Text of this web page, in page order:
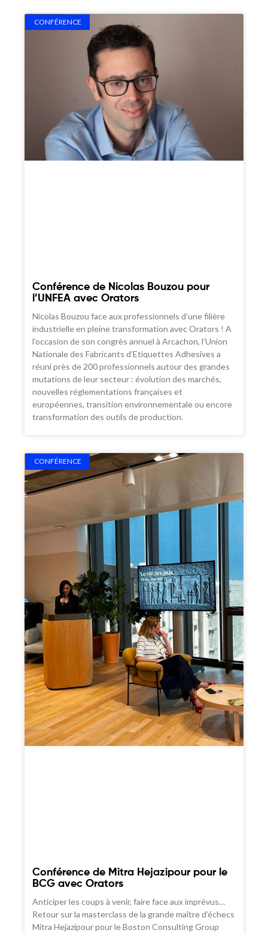
CONFÉRENCE
Conférence de Nicolas Bouzou pour
l’UNFEA avec Orators
Nicolas Bouzou face aux professionnels d’une filière
industrielle en pleine transformation avec Orators ! A
l’occasion de son congrès annuel à Arcachon, l’Union
Nationale des Fabricants d’Etiquettes Adhesives a
réuni près de 200 professionnels autour des grandes
mutations de leur secteur : évolution des marchés,
nouvelles réglementations françaises et
européennes, transition environnementale ou encore
transformation des outils de production.
CONFÉRENCE
Conférence de Mitra Hejazipour pour le
BCG avec Orators
Anticiper les coups à venir, faire face aux imprévus…
Retour sur la masterclass de la grande maître d’échecs
Mitra Hejazipour pour le Boston Consulting Group